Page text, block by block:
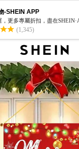
-SHEIN APP
更多專屬折扣，盡在
(1,345)